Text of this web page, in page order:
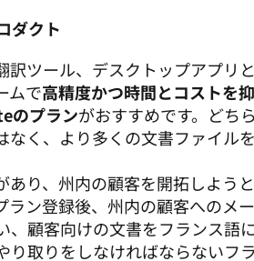
ダクト
訳ツール、デスクトップアプリ
ムで高精度かつ時間とコストを
のプランがおすすめです。どち
なく、より多くの文書ファイル
あり、州内の顧客を開拓しよう
ラン登録後、州内の顧客へのメ
、顧客向けの文書をフランス語
り取りをしなければならないフ